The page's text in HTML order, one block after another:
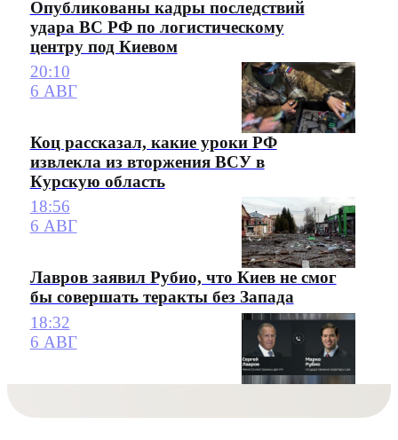
Опубликованы кадры последствий
удара ВС РФ по логистическому
центру под Киевом
20:10
6 АВГ
Коц рассказал, какие уроки РФ
извлекла из вторжения ВСУ в
Курскую область
18:56
6 АВГ
Лавров заявил Рубио, что Киев не смог
бы совершать теракты без Запада
18:32
6 АВГ